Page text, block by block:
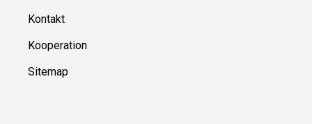
Kontakt
Kooperation
Sitemap